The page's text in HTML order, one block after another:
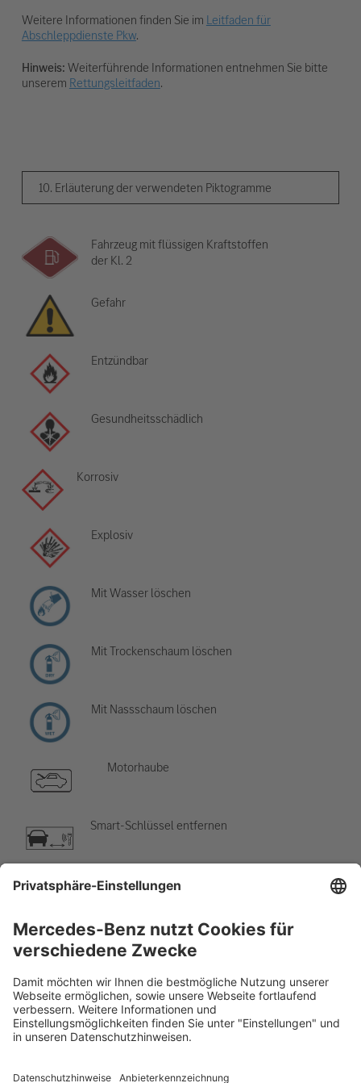
Weitere Informationen finden Sie im Leitfaden für
Abschleppdienste Pkw.
Hinweis:Weiterführende Informationen entnehmen Sie bitte
unserem Rettungsleitfaden.
10. Erläuterung der verwendeten Piktogramme
Fahrzeug mit flüssigen Kraftstoffen
der Kl. 2
Gefahr
Entzündbar
Gesundheitsschädlich
Korrosiv
Explosiv
Mit Wasser löschen
Mit Trockenschaum löschen
Mit Nassschaum löschen
Motorhaube
Smart-Schlüssel entfernen
Klimaanlage
Gefahr, niedrige Temperatur